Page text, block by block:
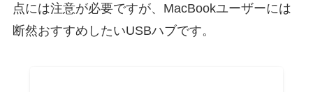
点には注意が必要ですが、MacBookユーザーには
断然おすすめしたいUSBハブです。